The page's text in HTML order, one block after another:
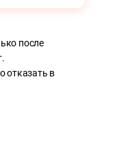
после
отказать в